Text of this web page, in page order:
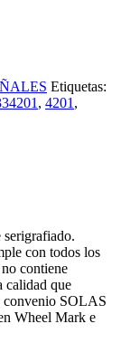
Etiquetas:
, 4201 ,
con todos los
contiene
calidad que
convenio SOLAS
Wheel Mark e